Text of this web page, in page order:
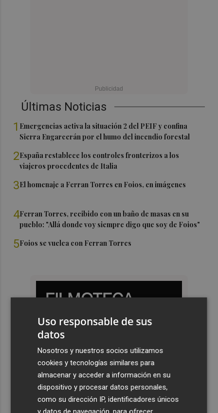
Últimas Noticias
1 Emergencias activa la situación 2 del PEIF y confina
Sierra Engarcerán por el humo del incendio forestal
2España restablece los controles fronterizos a los
viajeros procedentes de Italia
3El homenaje a Ferran Torres en Foios, en imágenes
4Ferran Torres, recibido con un baño de masas en su
pueblo: "Allá donde voy siempre digo que soy de Foios"
5Foios se vuelca con Ferran Torres
Uso responsable de sus
datos
Nosotros y nuestros socios utilizamos
cookies y tecnologías similares para
almacenar y acceder a información en su
dispositivo y procesar datos personales,
como su dirección IP, identificadores únicos